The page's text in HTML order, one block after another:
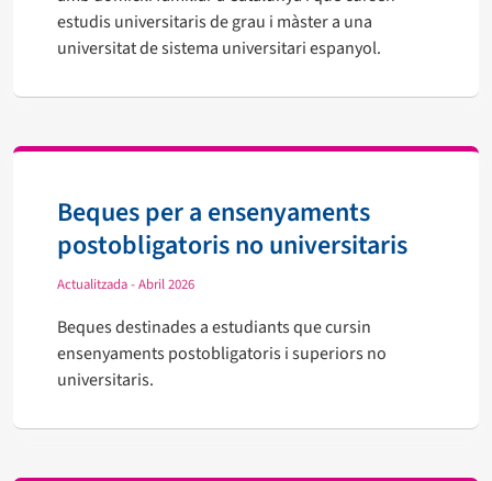
estudis universitaris de grau i màster a una
universitat de sistema universitari espanyol.
Beques per a ensenyaments
postobligatoris no universitaris
Actualitzada - Abril 2026
Beques destinades a estudiants que cursin
ensenyaments postobligatoris i superiors no
universitaris.